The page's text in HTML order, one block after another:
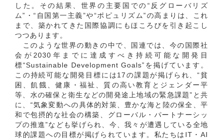
した。その結果、世界の主要国での“反グローバリズ
ム”・“自国第一主義”や“ポピュリズム”の高まりは、これ
まで、築かれてきた国際協調にもほころびを引き起こし
つつあります。
このような世界の動きの中で、国連では、今の国際社
会が2030年までに達成すべき持続可能な開発目
標“Sustainable Development Goals”を掲げています。
この持続可能な開発目標には17の課題が掲げられ、“貧
困、飢餓、健康・福祉、質の高い教育とジェンダー平
等、水の確保と衛生などの開発途上地域の緊急課題”と共
に、“気象変動への具体的対策、豊かな海と陸の保全、平
和で包摂的な社会の構築、グローバル・パートナーシッ
プの推進”なども挙げられ、今、我々が遭遇している全地
球的課題への目標が掲げられています。私たちはIT・AI